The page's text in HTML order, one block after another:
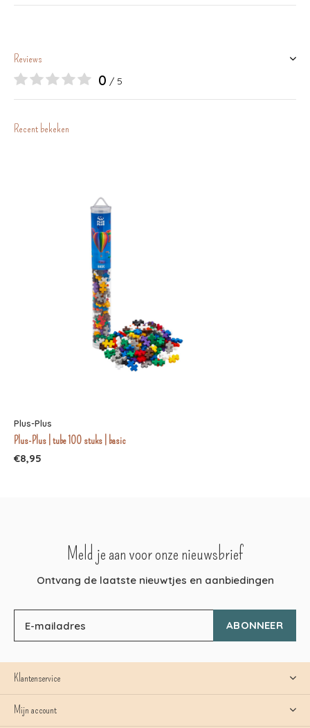
Reviews
0 / 5
Recent bekeken
Plus-Plus
Plus-Plus | tube 100 stuks | basic
€8,95
Meld je aan voor onze nieuwsbrief
Ontvang de laatste nieuwtjes en aanbiedingen
ABONNEER
Klantenservice
Mijn account